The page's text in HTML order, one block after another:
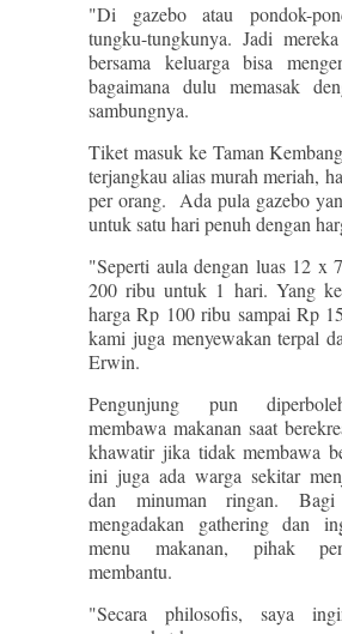
"Di gazebo atau pondok-
tungku-tungkunya. Jadi
bersama keluarga bisa
bagaimana dulu memasak
sambungnya.
Tiket masuk ke Taman
terjangkau alias murah meriah,
per orang. Ada pula gazebo
untuk satu hari penuh dengan
"Seperti aula dengan luas 12 x
200 ribu untuk 1 hari. Yang
harga Rp 100 ribu sampai Rp
kami juga menyewakan terpal
Erwin.
Pengunjung pun
membawa makanan saat
khawatir jika tidak membawa
ini juga ada warga sekitar
dan minuman ringan.
mengadakan gathering dan
menu makanan, pihak
membantu.
"Secara philosofis, saya